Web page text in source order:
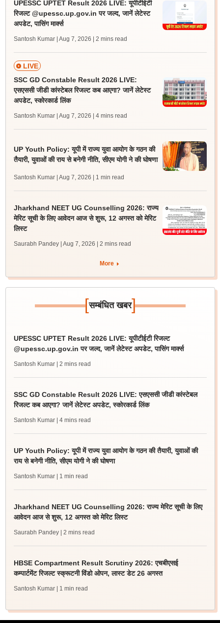
UPESSC UPTET Result 2026 LIVE: यूपीटीईटी
रिजल्ट @upessc.up.gov.in पर जल्द, जानें लेटेस्ट
अपडेट, पासिंग मार्क्स
Santosh Kumar | Aug 7, 2026 | 2 mins read
LIVE
SSC GD Constable Result 2026 LIVE:
एसएससी जीडी कांस्टेबल रिजल्ट कब आएगा? जानें लेटेस्ट
अपडेट, स्कोरकार्ड लिंक
Santosh Kumar | Aug 7, 2026 | 4 mins read
UP Youth Policy: यूपी में राज्य युवा आयोग के गठन की
तैयारी, युवाओं की राय से बनेगी नीति, सीएम योगी ने की घोषणा
Santosh Kumar | Aug 7, 2026 | 1 min read
Jharkhand NEET UG Counselling 2026: राज्य
मेरिट सूची के लिए आवेदन आज से शुरू, 12 अगस्त को मेरिट
लिस्ट
Saurabh Pandey | Aug 7, 2026 | 2 mins read
More
[सम्बंधित खबर]
UPESSC UPTET Result 2026 LIVE: यूपीटीईटी रिजल्ट
@upessc.up.gov.in पर जल्द, जानें लेटेस्ट अपडेट, पासिंग मार्क्स
Santosh Kumar | 2 mins read
SSC GD Constable Result 2026 LIVE: एसएससी जीडी कांस्टेबल
रिजल्ट कब आएगा? जानें लेटेस्ट अपडेट, स्कोरकार्ड लिंक
Santosh Kumar | 4 mins read
UP Youth Policy: यूपी में राज्य युवा आयोग के गठन की तैयारी, युवाओं की
राय से बनेगी नीति, सीएम योगी ने की घोषणा
Santosh Kumar | 1 min read
Jharkhand NEET UG Counselling 2026: राज्य मेरिट सूची के लिए
आवेदन आज से शुरू, 12 अगस्त को मेरिट लिस्ट
Saurabh Pandey | 2 mins read
HBSE Compartment Result Scrutiny 2026: एचबीएसई
कम्पार्टमेंट रिजल्ट स्क्रूटनी विंडो ओपन, लास्ट डेट 26 अगस्त
Santosh Kumar | 1 min read